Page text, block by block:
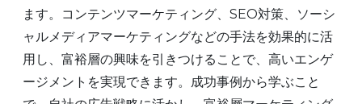
ます。コンテンツマーケティング、SEO対策、ソーシ
ャルメディアマーケティングなどの手法を効果的に活
用し、富裕層の興味を引きつけることで、高いエンゲ
ージメントを実現できます。成功事例から学ぶこと